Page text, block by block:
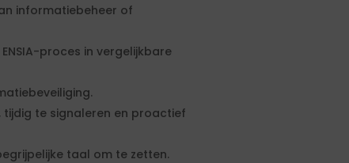
informatiebeheer of
proces in vergelijkbare
te signaleren en proactief
taal om te zetten.